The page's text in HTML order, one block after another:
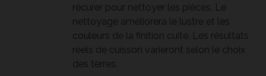
récurer pour nettoyer les pièces. Le
nettoyage améliorera le lustre et les
couleurs de la finition cuite. Les résultats
réels de cuisson varieront selon le choix
des terres.